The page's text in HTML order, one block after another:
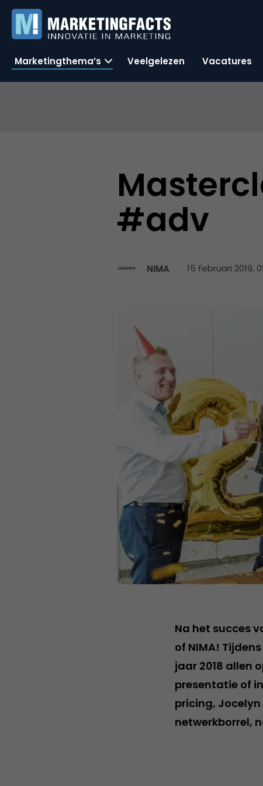
Marketingthema’s Veelgelezen Vacatures
#adv
NIMA 15 februari 2019,
Na het succes
of NIMA!
jaar 2018 allen
presentatie of
pricing, Jocelyn
netwerkborrel,